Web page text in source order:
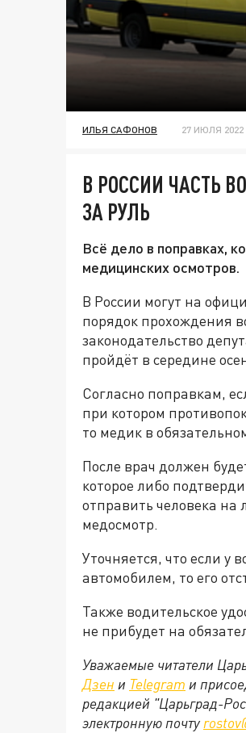
ИЛЬЯ САФОНОВ 27 ИЮЛЯ 2022
В РОССИИ ЧАСТЬ
ЗА РУЛЬ
Всё дело в поправках,
медицинских осмотров.
В России могут на
порядок прохождения
законодательство
пройдёт в середине
Согласно поправкам,
при котором
то медик в
После врач должен
которое либо
отправить человека на
медосмотр.
Уточняется, что если у
автомобилем, то его
Также водительское
не прибудет на
Уважаемые читатели
Дзен и Telegram и
редакцией "Царьград-
электронную почту